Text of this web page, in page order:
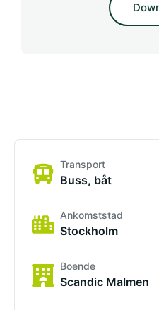
Transport
Buss, båt
Ankomststad
Stockholm
Boende
Scandic Malmen